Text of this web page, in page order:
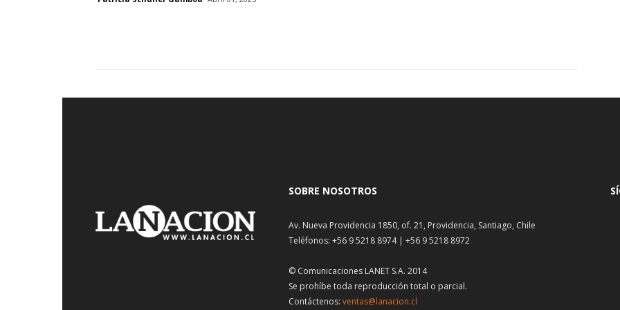
SOBRE NOSOTROS
Av. Nueva Providencia 1850, of. 21, Providencia, Santiago, Chile
Teléfonos: +56 9 5218 8974 | +56 9 5218 8972
© Comunicaciones LANET S.A. 2014
Se prohíbe toda reproducción total o parcial.
Contáctenos: ventas@lanacion.cl